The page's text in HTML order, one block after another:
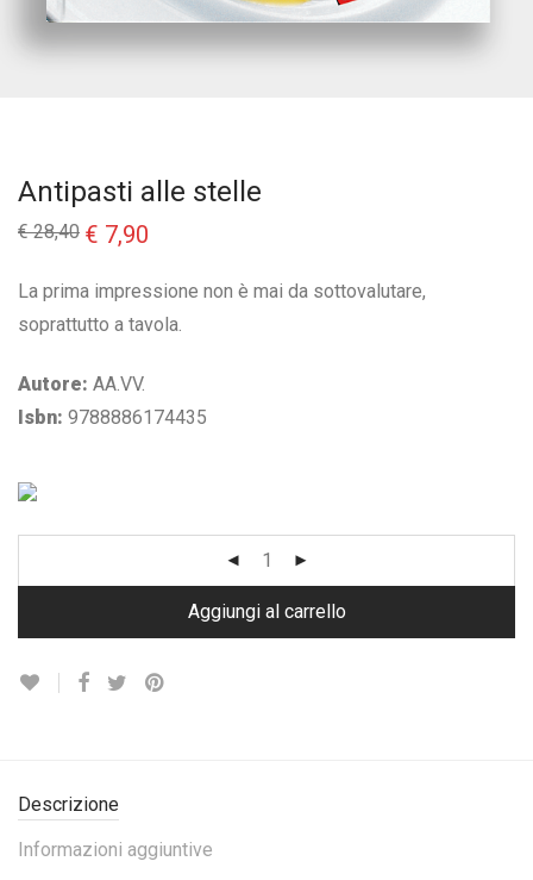
Antipasti alle stelle
€28,40 Il
prezzo
era:
€ 28,40.
€ 7,90
è:
La prima impressione non è mai da sottovalutare,
soprattutto a tavola.
Autore: AA.VV.
Isbn: 9788886174435
Aggiungi al carrello
Descrizione
Informazioni aggiuntive